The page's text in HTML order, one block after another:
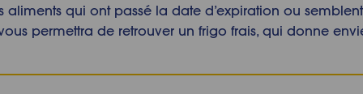
aliments qui ont passé la date d’expiration ou
permettra de retrouver un frigo frais, qui donne